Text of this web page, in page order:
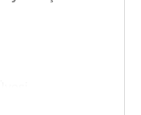
Üyesi